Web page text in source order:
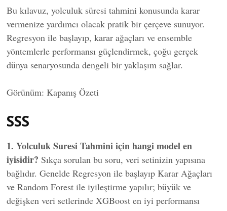
Bu kılavuz, yolculuk süresi tahmini konusunda karar
vermenize yardımcı olacak pratik bir çerçeve sunuyor.
Regresyon ile başlayıp, karar ağaçları ve ensemble
yöntemlerle performansı güçlendirmek, çoğu gerçek
dünya senaryosunda dengeli bir yaklaşım sağlar.
Görünüm: Kapanış Özeti
SSS
1. Yolculuk Suresi Tahmini için hangi model en
iyisidir? Sıkça sorulan bu soru, veri setinizin yapısına
bağlıdır. Genelde Regresyon ile başlayıp Karar Ağaçları
ve Random Forest ile iyileştirme yapılır; büyük ve
değişken veri setlerinde XGBoost en iyi performansı